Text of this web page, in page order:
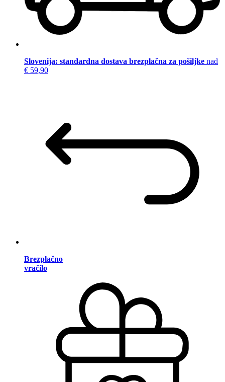
Slovenija: standardna dostava brezplačna za pošiljke nad
€ 59,90
Brezplačno
vračilo